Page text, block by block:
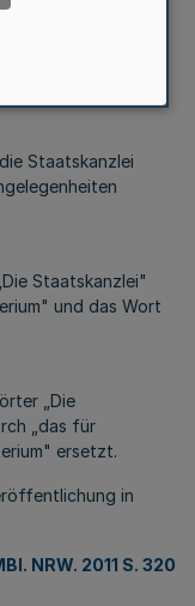
durch die
Staatskanzlei
Staatskanzlei"
und das Wort
„Die
„das für
ersetzt.
in
NRW. 2011 S. 320